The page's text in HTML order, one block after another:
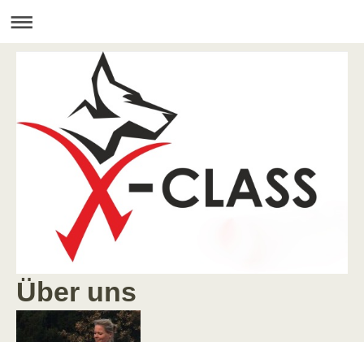
Über uns